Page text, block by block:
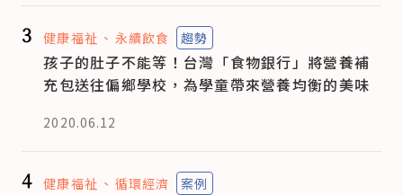
3 健康福祉 永續飲食 趨勢
孩子的肚子不能等！台灣「食物銀行」將營養補
充包送往偏鄉學校，為學童帶來營養均衡的美味
2020.06.12
4 健康福祉 循環經濟 案例